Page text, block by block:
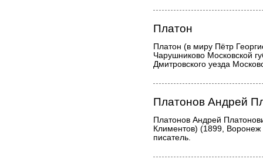
Платон
Платон (в миру Пётр
Чарушниково Московской
Дмитровского уезда
Платонов Андрей
Платонов Андрей
Климентов) (1899,
писатель.